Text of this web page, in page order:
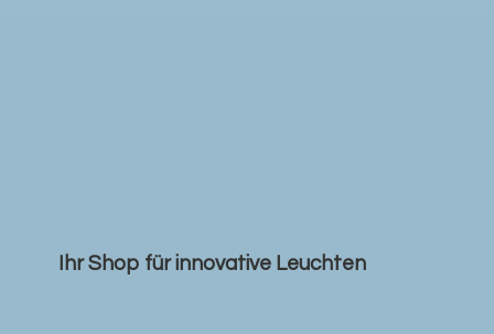
Ihr Shop fürinnovative Leuchten